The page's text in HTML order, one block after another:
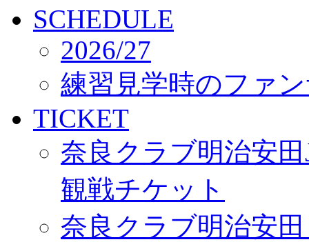
SCHEDULE
2026/27
練習見学時のファ
TICKET
奈良クラブ明治安
観戦チケット
奈良クラブ明治安